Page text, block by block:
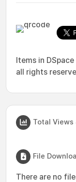
Items in
all rights
Total Views
File
There are no